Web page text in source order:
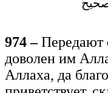
974 –Передают
доволен им
Аллаха, да